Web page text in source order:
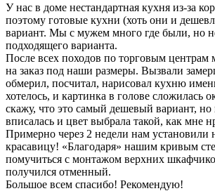
У нас в доме нестандартная кухня из-за
поэтому готовые кухни (хоть они и
вариант. Мы с мужем много где были, но
подходящего варианта.
После всех походов по торговым центрам
на заказ под наши размеры. Вызвали
обмерил, посчитал, нарисовал кухню
хотелось, и картинка в голове сложилась
скажу, что это самый дешевый вариант, но
вписалась и цвет выбрала такой, как мне
Примерно через 2 недели нам
красавицу! «Благодаря» нашим кривым
помучиться с монтажом верхних
получился отменный.
Большое всем спасибо! Рекомендую!